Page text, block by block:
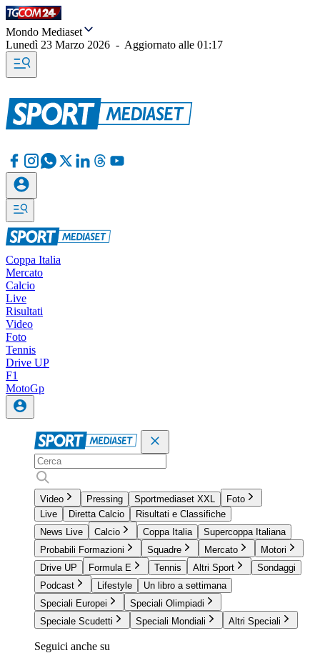
Mondo Mediaset
Lunedì 23 Marzo 2026 - Aggiornato alle 01:17
Coppa Italia
Mercato
Calcio
Live
Risultati
Video
Foto
Tennis
Drive UP
F1
MotoGp
Video Pressing Sportmediaset XXL
Foto
Live
Diretta Calcio
Risultati e Classifiche
News Live
Calcio Coppa Italia
Supercoppa Italiana
Probabili Formazioni
Squadre Mercato
Motori
Drive UP
Formula E Tennis Altri Sport
Sondaggi
Podcast
Lifestyle
Un libro a settimana
Speciali Europei
Speciali Olimpiadi
Speciale Scudetti
Speciali Mondiali Altri Speciali
Seguici anche su